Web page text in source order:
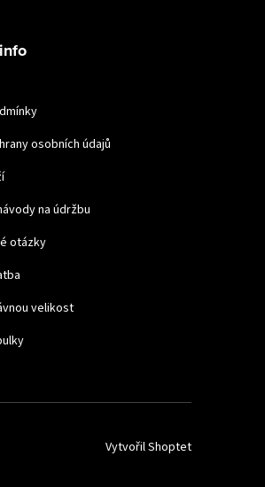
osobních údajů
na údržbu
otázky
velikost
Vytvořil Shoptet